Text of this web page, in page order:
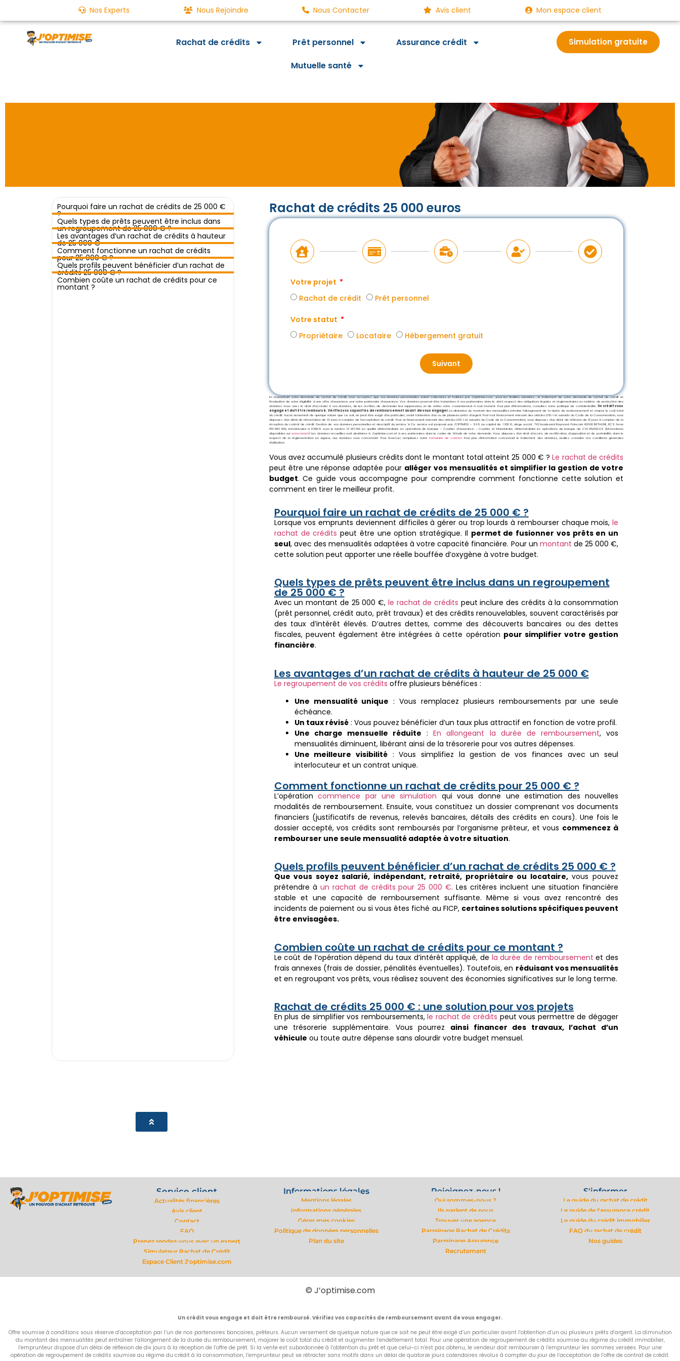
Nos Experts Nous Rejoindre Nous Contacter Avis client Mon espace client
Rachat de crédits Prêt personnel
Assurance crédit
Mutuelle santé
Simulation gratuite
Un rachat de crédits aujourd'hui, des économies demain
Pourquoi faire un rachat de crédits de 25 000 €
?
Quels types de prêts peuvent être inclus dans
un regroupement de 25 000 € ?
Les avantages d’un rachat de crédits à hauteur
de 25 000 €
Comment fonctionne un rachat de crédits
pour 25 000 € ?
Quels profils peuvent bénéficier d’un rachat de
crédits 25 000 € ?
Combien coûte un rachat de crédits pour ce
montant ?
Rachat de crédits 25 000 euros
Votre projet
Rachat de crédit
Prêt personnel
Votre statut
Propriétaire
Locataire Hébergement gratuit
Suivant
En soumettant votre demande de rachat de crédit, vous acceptez que vos données personnelles soient collectées et traitées par J’optimise.com pour les finalités suivantes : le traitement de votre demande de rachat de crédit et
l’évaluation de votre éligibilité à une offre d’assurance par notre partenaire d’assurance. Vos données pourront être transmises à nos partenaires dans le strict respect des obligations légales et réglementaires en matière de protection des
données. Vous avez le droit d’accéder à vos données, de les rectifier, de demander leur suppression, et de retirer votre consentement à tout moment. Pour plus d’informations, consultez notre politique de confidentialité. Un crédit vous
engage et doit être remboursé. Vérifiez vos capacités de remboursement avant de vous engager.La diminution du montant des mensualités entraine l’allongement de la durée de remboursement et majore le coût total
du crédit. Aucun versement de quelque nature que ce soit, ne peut être exigé d’un particulier, avant l’obtention d’un ou de plusieurs prêts d’argent. Pour tout financement relevant des articles L312-1 et suivants du Code de la Consommation, vous
disposez d’un délai de rétractation de 14 jours à compter de l’acceptation du crédit. Pour un financement relevant des articles L313-1 et suivants du Code de la Consommation, vous disposez d’un délai de réflexion de 10 jours à compter de la
réception du contrat de crédit. Gestion de vos données personnelles et descriptif du service ⇲ Ce service est proposé par J’OPTIMISE – SAS au capital de 1 000 €, siège social : 742 boulevard Raymond Poincaré 62400 BÉTHUNE, RCS Arras
891 861 692, immatriculée à l’ORIAS sous le numéro 21 001 592 en qualité d’Intermédiaire en opérations de banque – Courtier d’assurance – Courtier et Mandataire d’intermédiaire en opérations de banque de CVL FINANCES (Informations
disponibles sur www.orias.fr) Les données recueillies sont destinées à J’optimise.com et à ses partenaires dans le cadre de l’étude de votre demande. Vous disposez d’un droit d’accès, de rectification, d’opposition et de portabilité, dans le
respect de la réglementation en vigueur, aux données vous concernant. Pour l’exercer, remplissez notre formulaire de contact. Pour plus d’information concernant le traitement des données, veuillez consulter nos conditions générales
d’utilisation.
Vous avez accumulé plusieurs crédits dont le montant total atteint 25 000 € ?Le rachat de crédits
peut être une réponse adaptée pour alléger vos mensualités et simplifier la gestion de votre
budget. Ce guide vous accompagne pour comprendre comment fonctionne cette solution et
comment en tirer le meilleur profit.
Pourquoi faire un rachat de crédits de 25 000 € ?
Lorsque vos emprunts deviennent difficiles à gérer ou trop lourds à rembourser chaque mois, le
rachat de crédits peut être une option stratégique. Il permet de fusionner vos prêts en un
seul, avec des mensualités adaptées à votre capacité financière. Pour un montant de 25 000 €,
cette solution peut apporter une réelle bouffée d’oxygène à votre budget.
Quels types de prêts peuvent être inclus dans un regroupement
de 25 000 € ?
Avec un montant de 25 000 €, le rachat de crédits peut inclure des crédits à la consommation
(prêt personnel, crédit auto, prêt travaux) et des crédits renouvelables, souvent caractérisés par
des taux d’intérêt élevés. D’autres dettes, comme des découverts bancaires ou des dettes
fiscales, peuvent également être intégrées à cette opération pour simplifier votre gestion
financière.
Les avantages d’un rachat de crédits à hauteur de 25 000 €
Le regroupement de vos crédits offre plusieurs bénéfices :
Une mensualité unique : Vous remplacez plusieurs remboursements par une seule
échéance.
Un taux révisé: Vous pouvez bénéficier d’un taux plus attractif en fonction de votre profil.
Une charge mensuelle réduite :En allongeant la durée de remboursement, vos
mensualités diminuent, libérant ainsi de la trésorerie pour vos autres dépenses.
Une meilleure visibilité : Vous simplifiez la gestion de vos finances avec un seul
interlocuteur et un contrat unique.
Comment fonctionne un rachat de crédits pour 25 000 € ?
L’opérationcommence par une simulation qui vous donne une estimation des nouvelles
modalités de remboursement. Ensuite, vous constituez un dossier comprenant vos documents
financiers (justificatifs de revenus, relevés bancaires, détails des crédits en cours). Une fois le
dossier accepté, vos crédits sont remboursés par l’organisme prêteur, et vous commencez à
rembourser une seule mensualité adaptée à votre situation.
Quels profils peuvent bénéficier d’un rachat de crédits 25 000 € ?
Que vous soyez salarié, indépendant, retraité, propriétaire ou locataire,vous pouvez
prétendre à un rachat de crédits pour 25 000 €. Les critères incluent une situation financière
stable et une capacité de remboursement suffisante. Même si vous avez rencontré des
incidents de paiement ou si vous êtes fiché au FICP, certaines solutions spécifiques peuvent
être envisagées.
Combien coûte un rachat de crédits pour ce montant ?
Le coût de l’opération dépend du taux d’intérêt appliqué, de la durée de remboursement et des
frais annexes (frais de dossier, pénalités éventuelles). Toutefois, en réduisant vos mensualités
et en regroupant vos prêts, vous réalisez souvent des économies significatives sur le long terme.
Rachat de crédits 25 000 € : une solution pour vos projets
En plus de simplifier vos remboursements,le rachat de crédits peut vous permettre de dégager
une trésorerie supplémentaire. Vous pourrez ainsi financer des travaux, l’achat d’un
véhicule ou toute autre dépense sans alourdir votre budget mensuel.
Service client
Actualités financières
Avis client
Contact
FAQ
Prenez rendez-vous avec un expert
Simulateur Rachat de Crédit
Espace Client J'optimise.com
Informations légales
Mentions légales
Informations générales
Gérer mes cookies
Politique de données personnelles
Plan du site
Rejoignez-nous !
Qui sommes-nous ?
Ils parlent de nous
Trouver une agence
Parrainage Rachat de Crédits
Parrainage Assurance
Recrutement
S'informer
Le guide du rachat de crédit
Le guide de l'assurance crédit
Le guide du crédit immobilier
FAQ du rachat de crédit
Nos guides
© J’optimise.com
Un crédit vous engage et doit être remboursé. Vérifiez vos capacités de remboursement avant de vous engager.
Offre soumise à conditions sous réserve d’acceptation par l’un de nos partenaires bancaires, prêteurs. Aucun versement de quelque nature que ce soit ne peut être exigé d’un particulier avant l’obtention d’un ou plusieurs prêts d’argent. La diminution
du montant des mensualités peut entraîner l’allongement de la durée du remboursement, majorer le coût total du crédit et augmenter l’endettement total. Pour une opération de regroupement de crédits soumise au régime du crédit immobilier,
l’emprunteur dispose d’un délai de réflexion de dix jours à la réception de l’offre de prêt. Si la vente est subordonnée à l’obtention du prêt et que celui-ci n’est pas obtenu, le vendeur doit rembourser à l’emprunteur les sommes versées. Pour une
opération de regroupement de crédits soumise au régime du crédit à la consommation, l’emprunteur peut se rétracter sans motifs dans un délai de quatorze jours calendaires révolus à compter du jour de l’acceptation de l’offre de contrat de crédit.